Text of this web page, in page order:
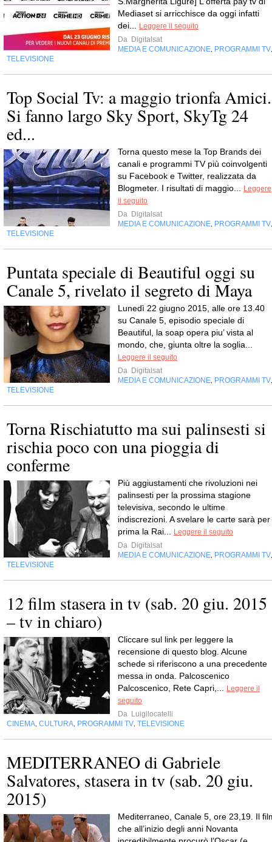
Mediaset si arricchisce da oggi infatti
dei...
Leggere il seguito
Da Digitalsat
MEDIA E COMUNICAZIONE PROGRAMMI TV
TELEVISIONE
Top Social Tv: a maggio trionfa Amici.
Si fanno largo Sky Sport, SkyTg 24
ed...
Torna questo mese la Top Brands dei
canali e programmi TV più coinvolgenti
su Facebook e Twitter, realizzata da
Blogmeter. I risultati di maggio...
Leggere
il seguito
Da Digitalsat
MEDIA E COMUNICAZIONE PROGRAMMI TV
TELEVISIONE
Puntata speciale di Beautiful oggi su
Canale 5, rivelato il segreto di Maya
Lunedì 22 giugno 2015, alle ore 13.40
su Canale 5, episodio speciale di
Beautiful, la soap opera piu’ vista al
mondo, che, giunta oltre la soglia...
Leggere il seguito
Da Digitalsat
MEDIA E COMUNICAZIONE PROGRAMMI TV
TELEVISIONE
Torna Rischiatutto ma sui palinsesti si
rischia poco con una pioggia di
conferme
Più aggiustamenti che rivoluzioni nei
palinsesti per la prossima stagione
televisiva, secondo le ultime
indiscrezioni. A svelare le carte sarà per
prima la Rai...
Leggere il seguito
Da Digitalsat
MEDIA E COMUNICAZIONE PROGRAMMI TV
TELEVISIONE
12 film stasera in tv (sab. 20 giu. 2015
– tv in chiaro)
Cliccare sul link per leggere la
recensione di questo blog. Alcune
schede si riferiscono a una precedente
messa in onda. Palcoscenico
Palcoscenico, Rete Capri,...
Leggere il
seguito
Da Luigilocatelli
CINEMA CULTURA PROGRAMMI TV TELEVISIONE
MEDITERRANEO di Gabriele
Salvatores, stasera in tv (sab. 20 giu.
2015)
Mediterraneo, Canale 5, ore 23,19. Il
che all’inizio degli anni Novanta